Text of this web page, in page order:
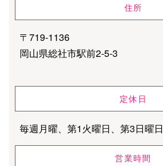
住所
〒719-1136
岡山県総社市駅前2-5-3
定休日
毎週月曜、第1火曜日、第3日曜日
営業時間